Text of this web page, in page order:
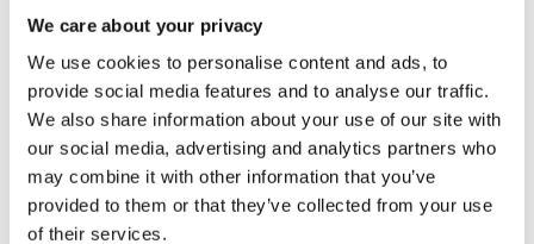
We care about your privacy
We use cookies to personalise content and ads, to
provide social media features and to analyse our traffic.
We also share information about your use of our site with
our social media, advertising and analytics partners who
may combine it with other information that you’ve
provided to them or that they’ve collected from your use
of their services.
| 10.00 - 12.00
Προεγγραφή | Σάββατο 10/01/2026
| 12.00 - 14.00
Η περίοδος εγγραφών
έχει λήξει.
Προεγγραφή | Σάββατο 10/01/2026
| 14.00 - 16.00
Η περίοδος εγγραφών
έχει λήξει.
Προεγγραφή | Σάββατο 10/01/2026
Η περίοδος εγγραφών